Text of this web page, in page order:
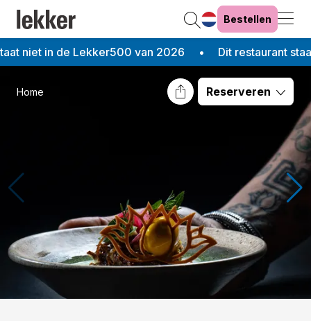
Bestellen
niet in de Lekker500 van 2026 Dit restaurant staat
Home Reserveren